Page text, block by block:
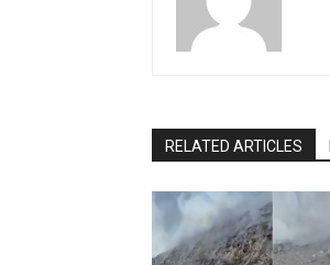
RELATED ARTICLES